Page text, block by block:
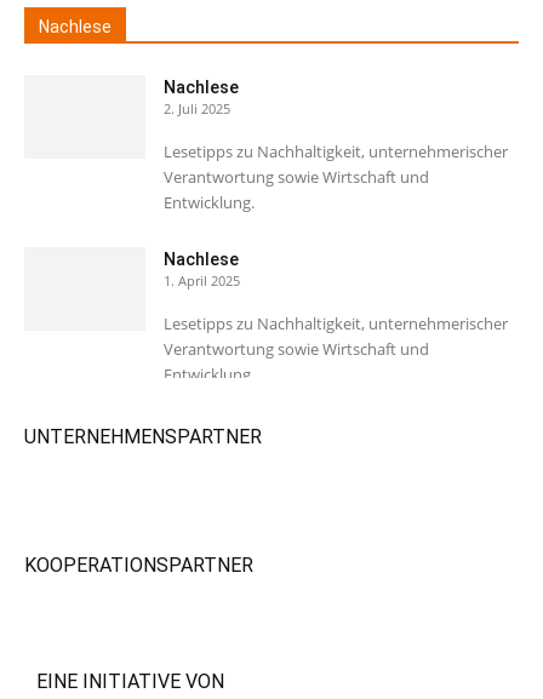
Nachlese
Nachlese
2. Juli 2025
Lesetipps zu Nachhaltigkeit, unternehmerischer
Verantwortung sowie Wirtschaft und
Entwicklung.
Nachlese
1. April 2025
Lesetipps zu Nachhaltigkeit, unternehmerischer
Verantwortung sowie Wirtschaft und
Entwicklung.
UNTERNEHMENSPARTNER
KOOPERATIONSPARTNER
EINE INITIATIVE VON